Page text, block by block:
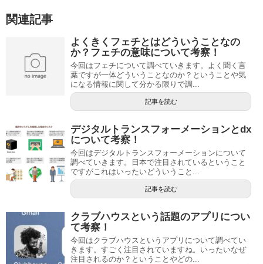
関連記事
よくきくフェチとはどういうことなの
か？フェチの意味について考察！
今回はフェチについて調べていきます。よく聞く言
葉ですが一体どういうことなのか？ということや気
になる情報に関して分かる限りで調...
記事を読む
デジタルトランスフォーメーションとdx
について考察！
今回はデジタルトランスフォーメーションについて
調べていきます。日本で注目されているということ
ですがこれはいったいどういうこと...
記事を読む
クラブハウスという話題のアプリについ
て考察！
今回はクラブハウスというアプリについて調べてい
きます。すごく注目されていますね。いったいなぜ
注目されるのか？ということやどの...